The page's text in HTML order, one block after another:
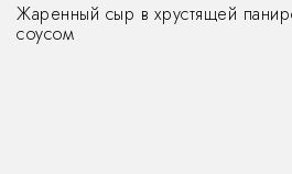
Жаренный сыр в хрустящей
соусом